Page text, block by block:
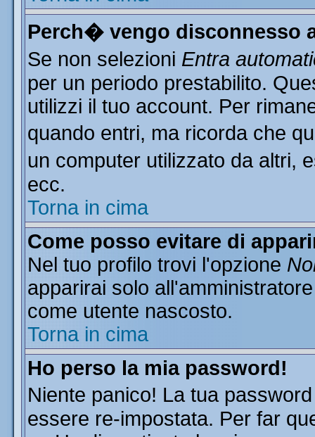
Perch� vengo disconnesso
Se non selezioni Entra
per un periodo prestabilito.
utilizzi il tuo account. Per
quando entri, ma ricorda che
un computer utilizzato da
ecc.
Torna in cima
Come posso evitare di
Nel tuo profilo trovi l'opzione
apparirai solo
come utente nascosto.
Torna in cima
Ho perso la mia password!
Niente panico! La tua
essere re-impostata. Per far